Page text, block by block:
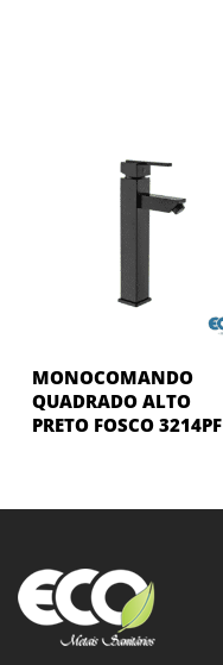
MONOCOMANDO
QUADRADO ALTO
PRETO FOSCO 3214PF